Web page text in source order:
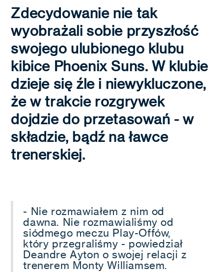
Zdecydowanie nie tak
wyobrażali sobie przyszłość
swojego ulubionego klubu
kibice Phoenix Suns. W klubie
dzieje się źle i niewykluczone,
że w trakcie rozgrywek
dojdzie do przetasowań - w
składzie, bądź na ławce
trenerskiej.
- Nie rozmawiałem z nim od
dawna. Nie rozmawialiśmy od
siódmego meczu Play-Offów,
który przegraliśmy - powiedział
Deandre Ayton o swojej relacji z
trenerem Monty Williamsem.